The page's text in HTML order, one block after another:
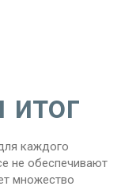
каждого
не обеспечивают
множество